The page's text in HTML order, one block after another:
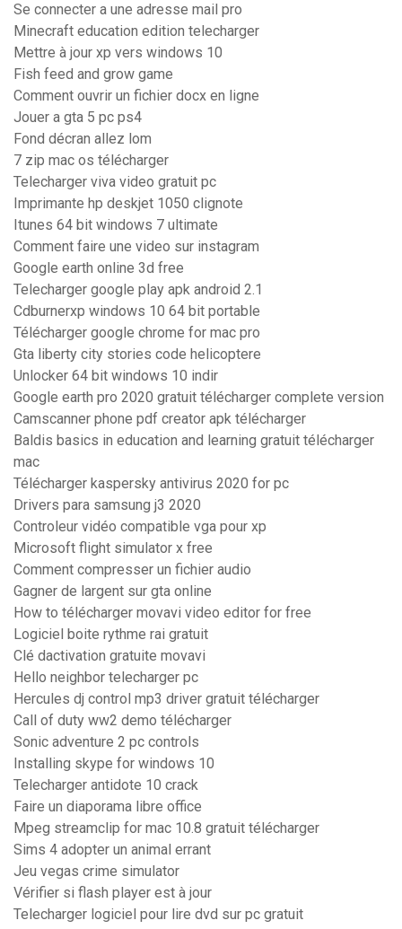
Se connecter a une adresse mail pro
Minecraft education edition telecharger
Mettre à jour xp vers windows 10
Fish feed and grow game
Comment ouvrir un fichier docx en ligne
Jouer a gta 5 pc ps4
Fond décran allez lom
7 zip mac os télécharger
Telecharger viva video gratuit pc
Imprimante hp deskjet 1050 clignote
Itunes 64 bit windows 7 ultimate
Comment faire une video sur instagram
Google earth online 3d free
Telecharger google play apk android 2.1
Cdburnerxp windows 10 64 bit portable
Télécharger google chrome for mac pro
Gta liberty city stories code helicoptere
Unlocker 64 bit windows 10 indir
Google earth pro 2020 gratuit télécharger complete version
Camscanner phone pdf creator apk télécharger
Baldis basics in education and learning gratuit télécharger
mac
Télécharger kaspersky antivirus 2020 for pc
Drivers para samsung j3 2020
Controleur vidéo compatible vga pour xp
Microsoft flight simulator x free
Comment compresser un fichier audio
Gagner de largent sur gta online
How to télécharger movavi video editor for free
Logiciel boite rythme rai gratuit
Clé dactivation gratuite movavi
Hello neighbor telecharger pc
Hercules dj control mp3 driver gratuit télécharger
Call of duty ww2 demo télécharger
Sonic adventure 2 pc controls
Installing skype for windows 10
Telecharger antidote 10 crack
Faire un diaporama libre office
Mpeg streamclip for mac 10.8 gratuit télécharger
Sims 4 adopter un animal errant
Jeu vegas crime simulator
Vérifier si flash player est à jour
Telecharger logiciel pour lire dvd sur pc gratuit